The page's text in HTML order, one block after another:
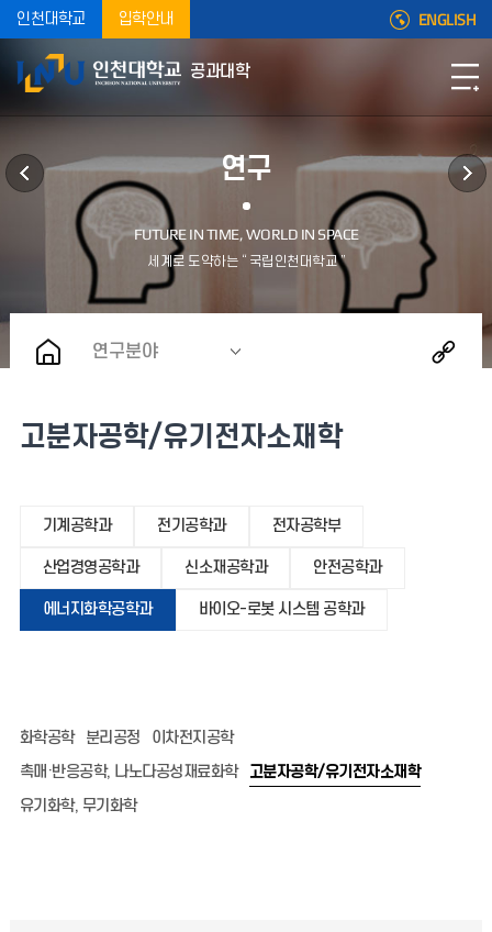
인천대학교 입학안내 ENGLISH
공과대학
연구
연구분야
고분자공학/유기전자소재학
기계공학과 전기공학과 전자공학부
산업경영공학과 신소재공학과 안전공학과
에너지화학공학과 바이오-로봇 시스템 공학과
화학공학 분리공정
이차전지공학
촉매·반응공학, 나노다공성재료화학
고분자공학/유기전자소재학
유기화학, 무기화학